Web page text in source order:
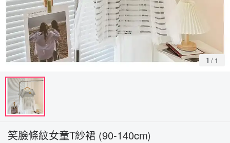
1 / 1
笑臉條紋女童T紗裙 (90-140cm)